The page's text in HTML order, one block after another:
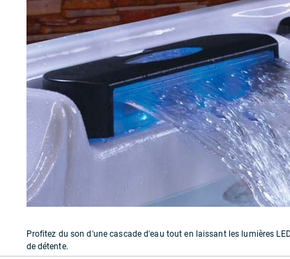
Profitez du son d'une cascade d'eau tout en laissant les lumières
de détente.